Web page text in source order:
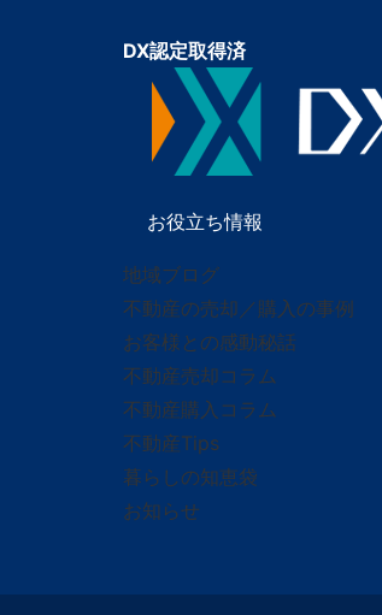
DX認定取得済
お役立ち情報
地域ブログ
不動産の売却／購入の事例
お客様との感動秘話
不動産売却コラム
不動産購入コラム
不動産Tips
暮らしの知恵袋
お知らせ